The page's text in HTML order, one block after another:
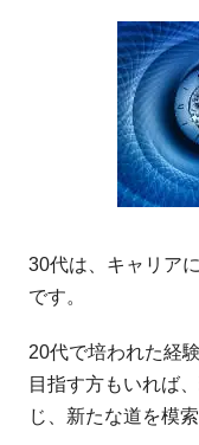
30代は、キャリア
です。
20代で培われた経
目指す方もいれば
じ、新たな道を模